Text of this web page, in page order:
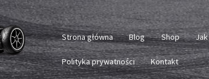
Strona główna Blog Shop
Polityka prywatności Kontakt